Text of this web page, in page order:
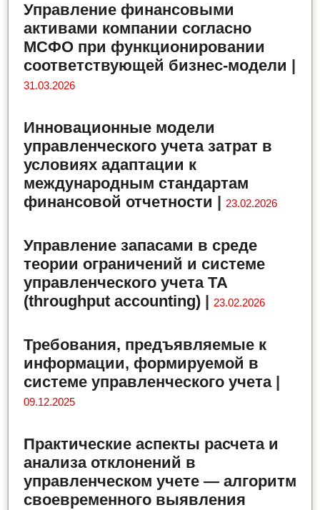
Управление финансовыми
активами компании согласно
МСФО при функционировании
соответствующей бизнес-модели |
31.03.2026
Инновационные модели
управленческого учета затрат в
условиях адаптации к
международным стандартам
финансовой отчетности |23.02.2026
Управление запасами в среде
теории ограничений и системе
управленческого учета ТА
(throughput accounting) |23.02.2026
Требования, предъявляемые к
информации, формируемой в
системе управленческого учета|
09.12.2025
Практические аспекты расчета и
анализа отклонений в
управленческом учете — алгоритм
своевременного выявления